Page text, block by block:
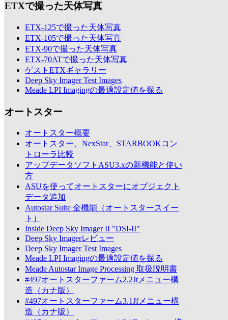
ETXで撮った天体写真
ETX-125で撮った天体写真
ETX-105で撮った天体写真
ETX-90で撮った天体写真
ETX-70ATで撮った天体写真
ゲストETXギャラリー
Deep Sky Imager Test Images
Meade LPI Imagingの最適設定値を探る
オートスター
オートスター概要
オートスター、NexStar、STARBOOKコン
トローラ比較
アップデータソフトASU3.xの新機能と使い
方
ASUを使ってオートスターにオブジェクト
データ追加
Autostar Suite 全機能（オートスタースイー
ト）
Inside Deep Sky Imager II "DSI-II"
Deep Sky Imagerレビュー
Deep Sky Imager Test Images
Meade LPI Imagingの最適設定値を探る
Meade Autostar Image Processing 取扱説明書
#497オートスターファーム2.2Jtメニュー構
造（カナ版）
#497オートスターファーム3.1Jfメニュー構
造（カナ版）